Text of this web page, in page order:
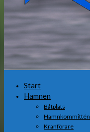
Start
Hamnen
Båtplats
Hamnkommittén
Kranförare